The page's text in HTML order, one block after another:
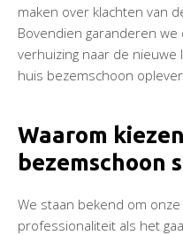
maken over klachten van
Bovendien garanderen
verhuizing naar de nieuwe
huis bezemschoon
Waarom
bezemschoon
We staan bekend om
professionaliteit als het